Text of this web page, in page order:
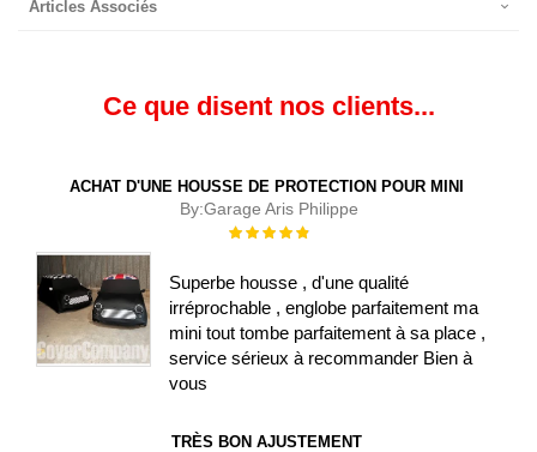
Articles Associés
Ce que disent nos clients...
ACHAT D'UNE HOUSSE DE PROTECTION POUR MINI
By:Garage Aris Philippe
Évaluation :
Superbe housse , d'une qualité
irréprochable , englobe parfaitement ma
mini tout tombe parfaitement à sa place ,
service sérieux à recommander Bien à
vous
TRÈS BON AJUSTEMENT